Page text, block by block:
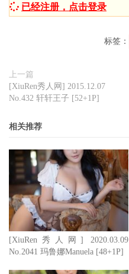
已经注册，点击登录
标签：
上一篇
[XiuRen秀人网] 2015.12.07
No.432 轩轩王子 [52+1P]
相关推荐
[XiuRen秀人网] 2020.03.09
No.2041 玛鲁娜Manuela [48+1P]